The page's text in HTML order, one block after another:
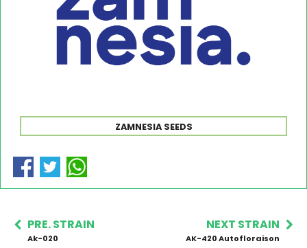
ZAMNESIA SEEDS
PRE. STRAIN
Ak-020
NEXT STRAIN
AK-420 Autofloraison